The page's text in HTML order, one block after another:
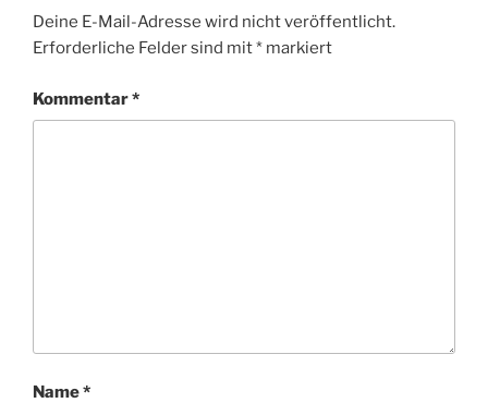
Deine E-Mail-Adresse wird nicht veröffentlicht.
Erforderliche Felder sind mit* markiert
Kommentar*
Name*